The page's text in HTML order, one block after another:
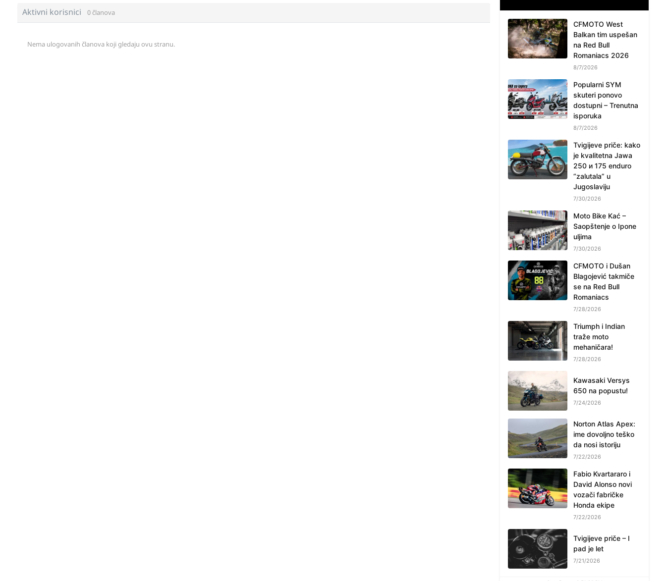
Aktivni korisnici 0 članova
Nema ulogovanih članova koji gledaju ovu stranu.
CFMOTO West
Balkan tim uspešan
na Red Bull
Romaniacs 2026
8/7/2026
Popularni SYM
skuteri ponovo
dostupni – Trenutna
isporuka
8/7/2026
Tvigijeve priče: kako
je kvalitetna Jawa
250 и 175 enduro
“zalutala” u
Jugoslaviju
7/30/2026
Moto Bike Kać –
Saopštenje o Ipone
uljima
7/30/2026
CFMOTO i Dušan
Blagojević takmiče
se na Red Bull
Romaniacs
7/28/2026
Triumph i Indian
traže moto
mehaničara!
7/28/2026
Kawasaki Versys
650 na popustu!
7/24/2026
Norton Atlas Apex:
ime dovoljno teško
da nosi istoriju
7/22/2026
Fabio Kvartararo i
David Alonso novi
vozači fabričke
Honda ekipe
7/22/2026
Tvigijeve priče – I
pad je let
7/21/2026